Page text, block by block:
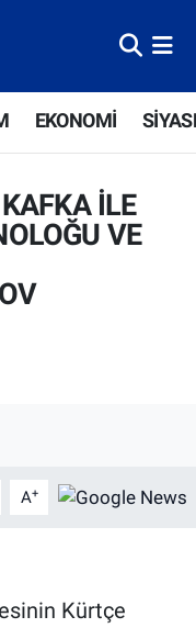
EKONOMİ
İLE
VE
A+
Kürtçe